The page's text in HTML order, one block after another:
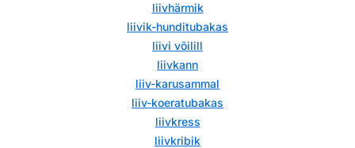
liivhärmik
liivik-hunditubakas
liivi võilill
liivkann
liiv-karusammal
liiv-koeratubakas
liivkress
liivkribik